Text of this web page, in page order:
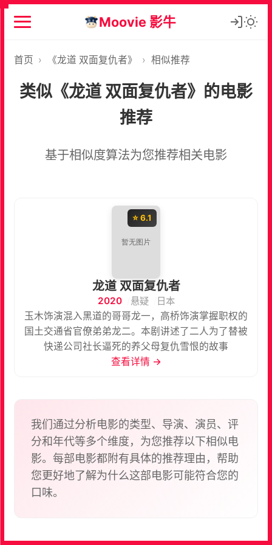
Moovie 影牛
首页 › 《龙道 双面复仇者》 › 相似推荐
类似《龙道 双面复仇者》的电影
推荐
基于相似度算法为您推荐相关电影
⭐ 6.1
龙道 双面复仇者
2020 悬疑
日本
玉木饰演混入黑道的哥哥龙一，高桥饰演掌握职权的
国土交通省官僚弟弟龙二。本剧讲述了二人为了替被
快递公司社长逼死的养父母复仇雪恨的故事
查看详情 →
我们通过分析电影的类型、导演、演员、评
分和年代等多个维度，为您推荐以下相似电
影。每部电影都附有具体的推荐理由，帮助
您更好地了解为什么这部电影可能符合您的
口味。